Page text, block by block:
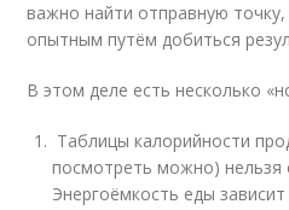
важно найти отправную
опытным путём добиться
В этом деле есть несколько
Таблицы калорийности
посмотреть можно) нельзя
Энергоёмкость еды зависит